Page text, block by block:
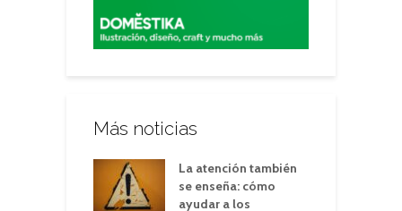
Más noticias
La atención también
se enseña: cómo
ayudar a los